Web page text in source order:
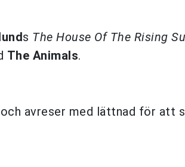
s The House Of The Rising
The Animals.
avreser med lättnad för att